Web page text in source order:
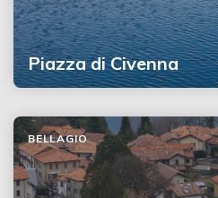
Piazza di Civenna
BELLAGIO